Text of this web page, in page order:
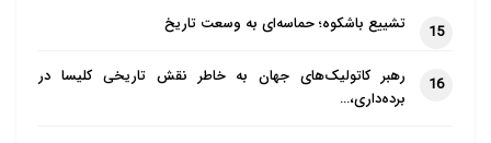
15 تشییع باشکوه؛ حماسه‌ای به وسعت تاریخ
16
رهبر کاتولیک‌های جهان به خاطر نقش تاریخی کلیسا در
برده‌داری،…